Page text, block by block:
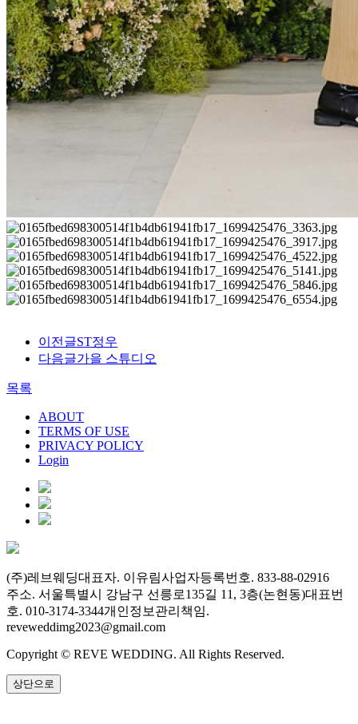
이전글ST정우
다음글가을 스튜디오
목록
ABOUT
TERMS OF USE
PRIVACY POLICY
Login
(주)레브웨딩대표자. 이유림사업자등록번호. 833-88-02916
주소. 서울특별시 강남구 선릉로135길 11, 3층(논현동)대표번
호. 010-3174-3344개인정보관리책임.
reveweddimg2023@gmail.com
Copyright © REVE WEDDING. All Rights Reserved.
상단으로